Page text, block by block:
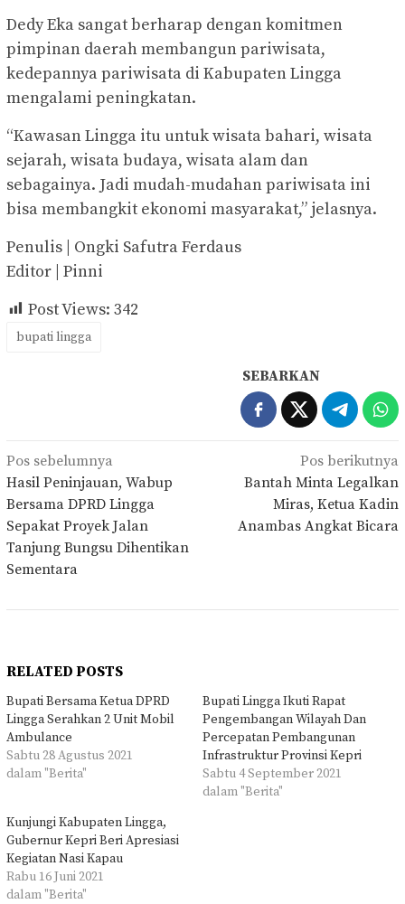
Dedy Eka sangat berharap dengan komitmen
pimpinan daerah membangun pariwisata,
kedepannya pariwisata di Kabupaten Lingga
mengalami peningkatan.
“Kawasan Lingga itu untuk wisata bahari, wisata
sejarah, wisata budaya, wisata alam dan
sebagainya. Jadi mudah-mudahan pariwisata ini
bisa membangkit ekonomi masyarakat,” jelasnya.
Penulis | Ongki Safutra Ferdaus
Editor | Pinni
Post Views: 342
bupati lingga
SEBARKAN
Navigasi
pos
Pos sebelumnya
Hasil Peninjauan, Wabup
Bersama DPRD Lingga
Sepakat Proyek Jalan
Tanjung Bungsu Dihentikan
Sementara
Pos berikutnya
Bantah Minta Legalkan
Miras, Ketua Kadin
Anambas Angkat Bicara
RELATED POSTS
Bupati Bersama Ketua DPRD
Lingga Serahkan 2 Unit Mobil
Ambulance
Sabtu 28 Agustus 2021
dalam "Berita"
Bupati Lingga Ikuti Rapat
Pengembangan Wilayah Dan
Percepatan Pembangunan
Infrastruktur Provinsi Kepri
Sabtu 4 September 2021
dalam "Berita"
Kunjungi Kabupaten Lingga,
Gubernur Kepri Beri Apresiasi
Kegiatan Nasi Kapau
Rabu 16 Juni 2021
dalam "Berita"